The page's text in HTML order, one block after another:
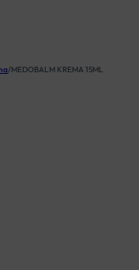
/MEDOBALM KREMA 15ML